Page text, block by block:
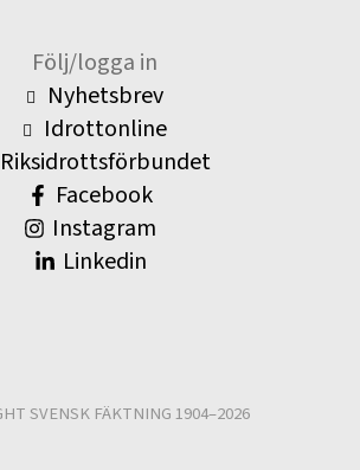
Följ/logga in
Nyhetsbrev
Idrottonline
Riksidrottsförbundet
Facebook
Instagram
Linkedin
SVENSK FÄKTNING 1904–2026